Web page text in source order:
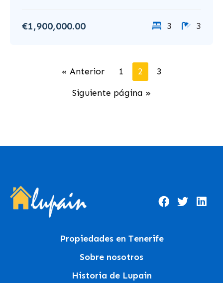
€1,900,000.00 3 3
« Anterior 1 2
3
Siguiente página »
Propiedades en Tenerife
Sobre nosotros
Historia de Lupain